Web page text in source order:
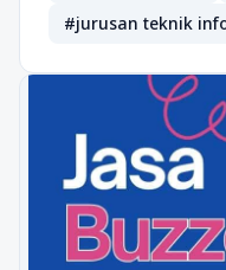
#jurusan teknik